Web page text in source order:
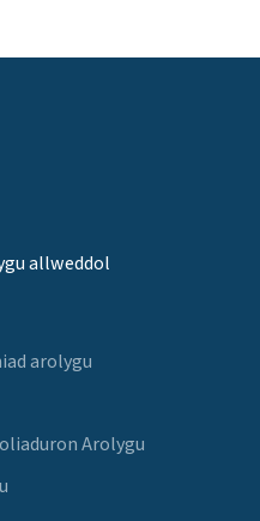
allweddol
arolygu
Arolygu